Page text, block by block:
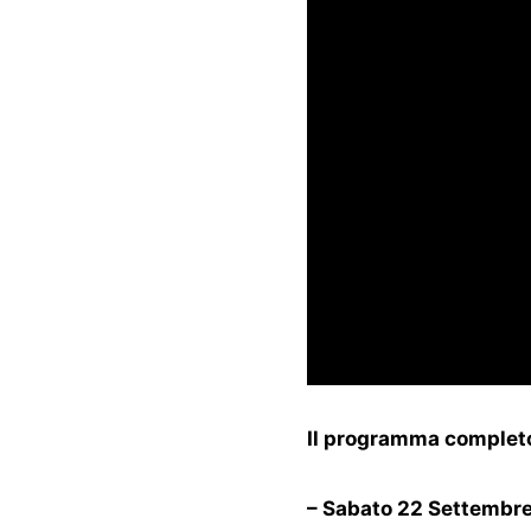
Il programma
– Sabato 22